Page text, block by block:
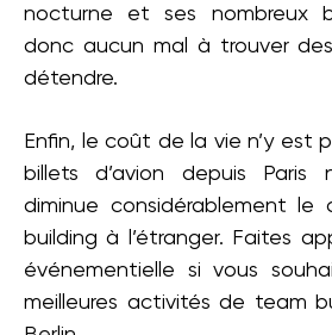
nocturne et ses nombreux
donc aucun mal à trouver
détendre.
Enfin, le coût de la vie n’y est
billets d’avion depuis
diminue considérablement
building à l’étranger. Faites
événementielle si vous
meilleures activités de team